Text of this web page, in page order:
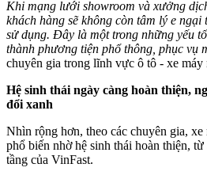
Khi mạng lưới showroom và xưởng
khách hàng sẽ không còn tâm lý e
sử dụng. Đây là một trong những yếu
thành phương tiện phổ thông, phục vụ
chuyên gia trong lĩnh vực ô tô - xe máy
Hệ sinh thái ngày càng hoàn thiện,
đổi xanh
Nhìn rộng hơn, theo các chuyên gia,
phổ biến nhờ hệ sinh thái hoàn thiện,
tầng của VinFast.